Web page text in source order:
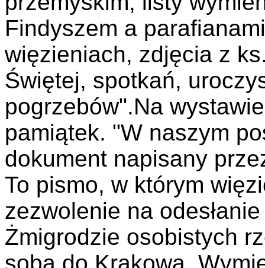
Findyszem a
więzieniach, zdjęcia z
Świętej, spotkań,
pogrzebów".Na
pamiątek. "W naszym
dokument napisany
To pismo, w którym
zezwolenie na
Żmigrodzie osobistych